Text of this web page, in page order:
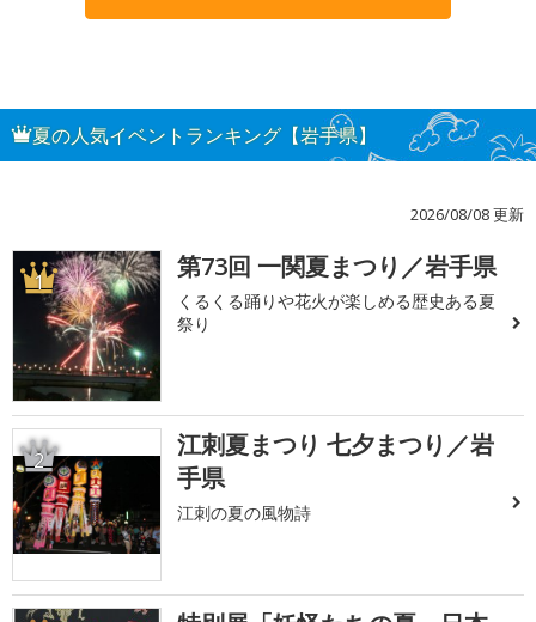
夏の人気イベントランキング【岩手県】
2026/08/08 更新
1 第73回 一関夏まつり／岩手県
くるくる踊りや花火が楽しめる歴史ある夏
祭り
2
江刺夏まつり 七夕まつり／岩
手県
江刺の夏の風物詩